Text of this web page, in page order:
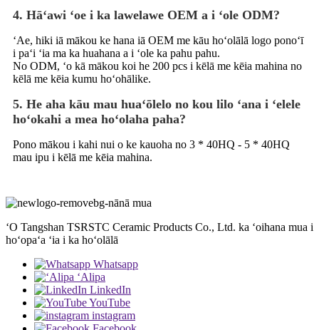
4. Hāʻawi ʻoe i ka lawelawe OEM a i ʻole ODM?
ʻAe, hiki iā mākou ke hana iā OEM me kāu hoʻolālā logo ponoʻī
i paʻi ʻia ma ka huahana a i ʻole ka pahu pahu.
No ODM, ʻo kā mākou koi he 200 pcs i kēlā me kēia mahina no
kēlā me kēia kumu hoʻohālike.
5. He aha kāu mau huaʻōlelo no kou lilo ʻana i ʻelele
hoʻokahi a mea hoʻolaha paha?
Pono mākou i kahi nui o ke kauoha no 3 * 40HQ - 5 * 40HQ
mau ipu i kēlā me kēia mahina.
ʻO Tangshan TSRSTC Ceramic Products Co., Ltd. ka ʻoihana mua i
hoʻopaʻa ʻia i ka hoʻolālā
Whatsapp
ʻAlipa
LinkedIn
YouTube
instagram